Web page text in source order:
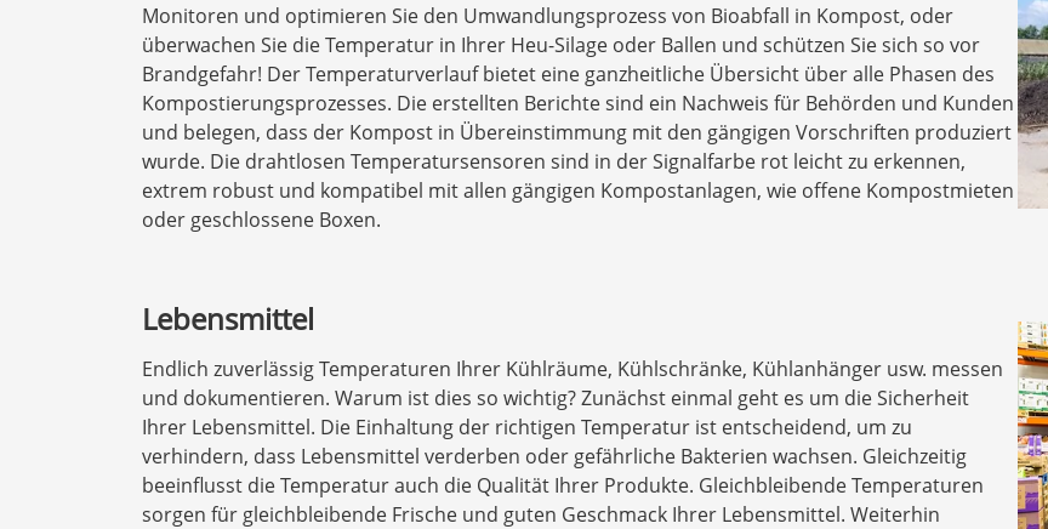
Monitoren und optimieren Sie den Umwandlungsprozess von Bioabfall in Kompost, oder
überwachen Sie die Temperatur in Ihrer Heu-Silage oder Ballen und schützen Sie sich so vor
Brandgefahr! Der Temperaturverlauf bietet eine ganzheitliche Übersicht über alle Phasen des
Kompostierungsprozesses. Die erstellten Berichte sind ein Nachweis für Behörden und Kunden
und belegen, dass der Kompost in Übereinstimmung mit den gängigen Vorschriften produziert
wurde. Die drahtlosen Temperatursensoren sind in der Signalfarbe rot leicht zu erkennen,
extrem robust und kompatibel mit allen gängigen Kompostanlagen, wie offene Kompostmieten
oder geschlossene Boxen.
Lebensmittel
Endlich zuverlässig Temperaturen Ihrer Kühlräume, Kühlschränke, Kühlanhänger usw. messen
und dokumentieren. Warum ist dies so wichtig? Zunächst einmal geht es um die Sicherheit
Ihrer Lebensmittel. Die Einhaltung der richtigen Temperatur ist entscheidend, um zu
verhindern, dass Lebensmittel verderben oder gefährliche Bakterien wachsen. Gleichzeitig
beeinflusst die Temperatur auch die Qualität Ihrer Produkte. Gleichbleibende Temperaturen
sorgen für gleichbleibende Frische und guten Geschmack Ihrer Lebensmittel. Weiterhin